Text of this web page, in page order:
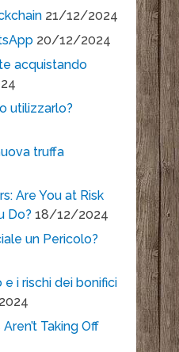
21/12/2024
20/12/2024
acquistando
utilizzarlo?
truffa
Are You at Risk
Do? 18/12/2024
un Pericolo?
i rischi dei bonifici
Taking Off